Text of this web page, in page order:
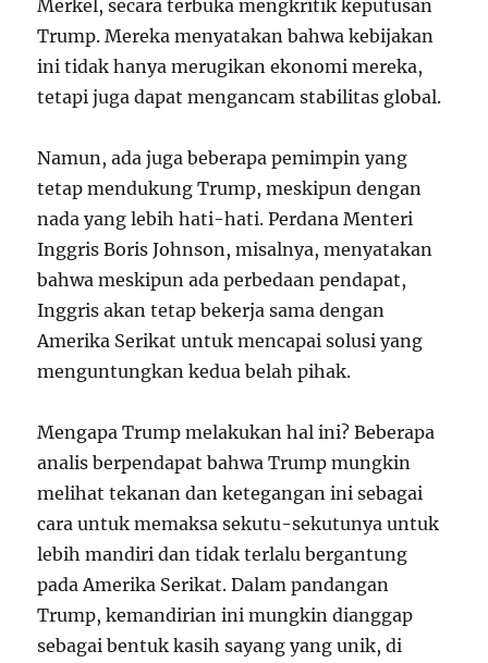
Merkel, secara terbuka mengkritik keputusan
Trump. Mereka menyatakan bahwa kebijakan
ini tidak hanya merugikan ekonomi mereka,
tetapi juga dapat mengancam stabilitas global.
Namun, ada juga beberapa pemimpin yang
tetap mendukung Trump, meskipun dengan
nada yang lebih hati-hati. Perdana Menteri
Inggris Boris Johnson, misalnya, menyatakan
bahwa meskipun ada perbedaan pendapat,
Inggris akan tetap bekerja sama dengan
Amerika Serikat untuk mencapai solusi yang
menguntungkan kedua belah pihak.
Mengapa Trump melakukan hal ini? Beberapa
analis berpendapat bahwa Trump mungkin
melihat tekanan dan ketegangan ini sebagai
cara untuk memaksa sekutu-sekutunya untuk
lebih mandiri dan tidak terlalu bergantung
pada Amerika Serikat. Dalam pandangan
Trump, kemandirian ini mungkin dianggap
sebagai bentuk kasih sayang yang unik, di